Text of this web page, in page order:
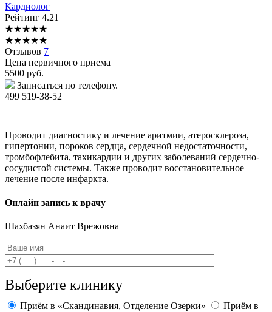
Кардиолог
Рейтинг 4.21
★★★★★
★★★★★
Отзывов 7
Цена первичного приема
5500 руб.
Записаться по телефону.
499 519-38-52
Проводит диагностику и лечение аритмии, атеросклероза,
гипертонии, пороков сердца, сердечной недостаточности,
тромбофлебита, тахикардии и других заболеваний сердечно-
сосудистой системы. Также проводит восстановительное
лечение после инфаркта.
Онлайн запись к врачу
Шахбазян Анаит Врежовна
Выберите клинику
Приём в «Скандинавия, Отделение Озерки»
Приём в